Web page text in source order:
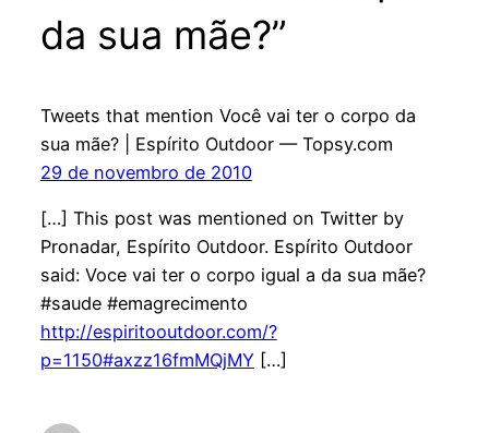
da sua mãe?”
Tweets that mention Você vai ter o corpo da
sua mãe? | Espírito Outdoor — Topsy.com
29 de novembro de 2010
[…] This post was mentioned on Twitter by
Pronadar, Espírito Outdoor. Espírito Outdoor
said: Voce vai ter o corpo igual a da sua mãe?
#saude #emagrecimento
http://espiritooutdoor.com/?
p=1150#axzz16fmMQjMY[…]